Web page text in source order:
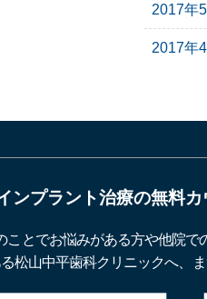
2017年5
2017年4
ンプラント治療の無料カ
ことでお悩みがある方や他院で
松山中平歯科クリニックへ、